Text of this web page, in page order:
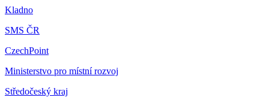
Kladno
SMS ČR
CzechPoint
Ministerstvo pro místní rozvoj
Středočeský kraj